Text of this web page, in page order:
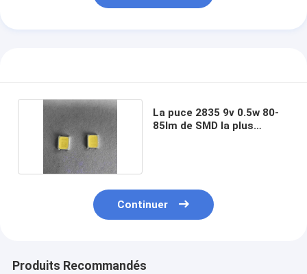
La puce 2835 9v 0.5w 80-
85lm de SMD la plus
Continuer
Produits Recommandés